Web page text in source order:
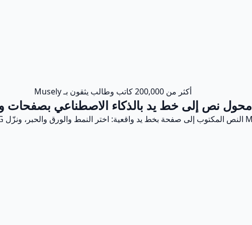
أكثر من 200,000 كاتب وطالب يثقون بـ Musely
محول نص إلى خط يد بالذكاء الاصطناعي بصفحات